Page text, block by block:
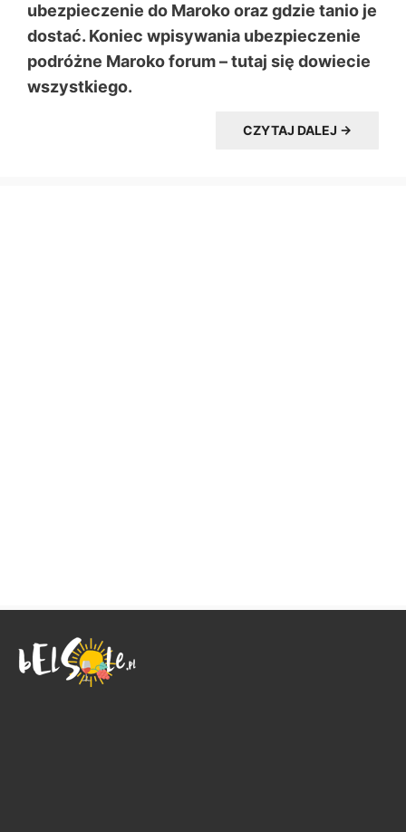
ubezpieczenie do Maroko oraz gdzie tanio je
dostać. Koniec wpisywania ubezpieczenie
podróżne Maroko forum – tutaj się dowiecie
wszystkiego.
CZYTAJ DALEJ →